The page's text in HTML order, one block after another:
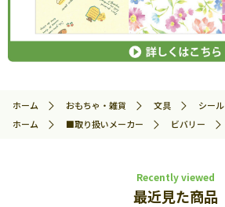
ホーム おもちゃ・雑貨 文具 シール
ホーム
■取り扱いメーカー ビバリー
Recently viewed
最近見た商品